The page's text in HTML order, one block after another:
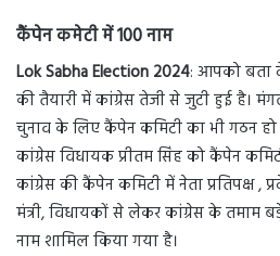
कैंपेन कमेटी में 100 नाम
Lok Sabha Election 2024: आपको बता
की तैयारी में कांग्रेस तेजी से जुटी हुई है।
चुनाव के लिए कैंपेन कमिटी का भी गठन हो
कांग्रेस विधायक प्रीतम सिंह को कैंपेन
कांग्रेस की कैंपेन कमिटी में नेता प्रतिपक्ष ,
मंत्री, विधायकों से लेकर कांग्रेस के तमाम
नाम शामिल किया गया है।